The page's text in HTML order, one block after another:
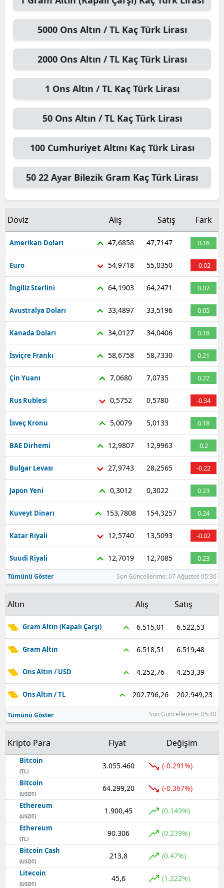
5000 Ons Altın / TLKaç Türk Lirası
2000 Ons Altın / TLKaç Türk Lirası
1 Ons Altın / TLKaç Türk Lirası
50 Ons Altın / TLKaç Türk Lirası
100 Cumhuriyet Altını Kaç Türk Lirası
50 22 Ayar Bilezik Gram Kaç Türk Lirası
Döviz Alış Satış Fark
Amerikan Doları 47,6858 47,7147 0.16
Euro 54,9718 55,0350 -0.02
İngiliz Sterlini 64,1903 64,2471 0.07
Avustralya Doları 33,4897 33,5196 0.05
Kanada Doları 34,0127 34,0406 0.18
İsviçre Frankı 58,6758 58,7330 0.21
Çin Yuanı 7,0680 7,0735 0.22
Rus Rublesi 0,5752 0,5780 -0.34
İsveç Kronu 5,0079 5,0133 0.18
BAE Dirhemi 12,9807 12,9963 0.2
Bulgar Levası 27,9743 28,2565 -0.22
Japon Yeni 0,3012 0,3022 0.23
Kuveyt Dinarı 153,7808 154,3257 0.24
Katar Riyali 12,5740 13,5093 -0.02
Suudi Riyali 12,7019 12,7085 0.23
Tümünü Göster Son Güncellenme: 07 Ağustos 05:30
Altın Alış Satış
Gram Altın (Kapalı Çarşı) 6.515,01 6.522,53
Gram Altın 6.518,51 6.519,48
Ons Altın / USD 4.252,76 4.253,39
Ons Altın / TL 202.796,26 202.949,23
Tümünü Göster Son Güncellenme: 05:40
Kripto Para Fiyat Değişim
Bitcoin
(TL)
3.055.460 (-0.291%)
Bitcoin
(USDT)
64.299,20 (-0.367%)
Ethereum
(USDT)
1.900,45 (0.149%)
Ethereum
(TL)
90.306 (0.239%)
Bitcoin Cash
(USDT)
213,8 (0.47%)
Litecoin
(USDT)
45,6 (1.222%)